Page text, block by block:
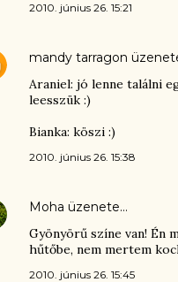
2010. június 26. 15:21
mandy tarragon
Araniel: jó lenne találni
leesszük :)
Bianka: köszi :)
2010. június 26. 15:38
Moha üzenete…
Gyönyörű színe van! Én
hűtőbe, nem mertem
2010. június 26. 15:45